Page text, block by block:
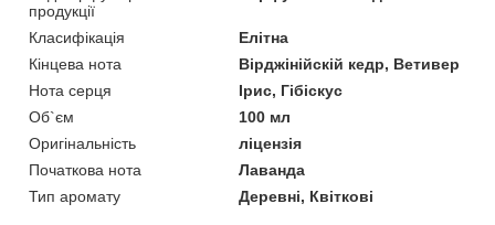
продукції
Класифікація
Елітна
Кінцева нота
Вірджінійскій кедр, Ветивер
Нота серця
Ірис, Гібіскус
Об`єм
100 мл
Оригінальність
ліцензія
Початкова нота
Лаванда
Тип аромату
Деревні, Квіткові